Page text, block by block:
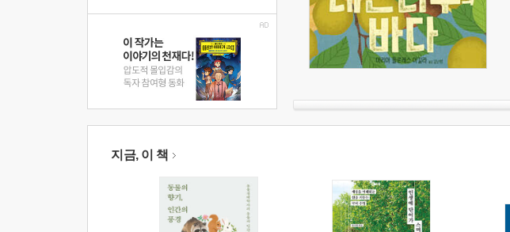
지금, 이 책